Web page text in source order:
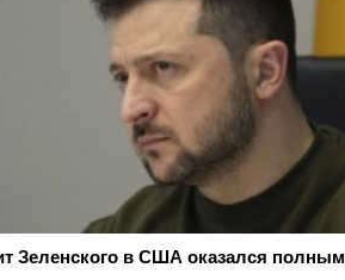
Зеленского в США оказался полным